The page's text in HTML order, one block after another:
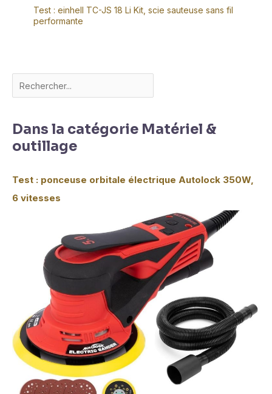
Test : einhell TC-JS 18 Li Kit, scie sauteuse sans fil
performante
Dans la catégorie Matériel &
outillage
Test : ponceuse orbitale électrique Autolock 350W,
6 vitesses